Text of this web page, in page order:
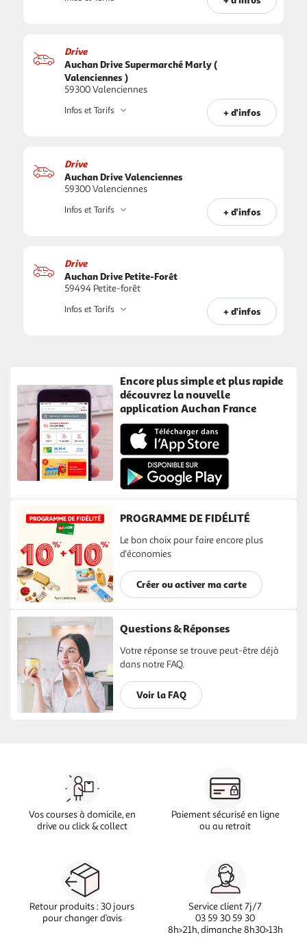
Drive
Auchan Drive Supermarché Marly (
Valenciennes )
59300 Valenciennes
+ d'infos
Infos et Tarifs
Drive
Auchan Drive Valenciennes
59300 Valenciennes
+ d'infos
Infos et Tarifs
Drive
Auchan Drive Petite-Forêt
59494 Petite-forêt
+ d'infos
Infos et Tarifs
Encore plus simple et plus rapide
découvrez la nouvelle
application Auchan France
PROGRAMME DE FIDÉLITÉ
Le bon choix pour faire encore plus
d'économies
Créer ou activer ma carte
Questions & Réponses
Votre réponse se trouve peut-être déjà
dans notre FAQ.
Voir la FAQ
Vos courses à domicile, en
drive ou click & collect
Paiement sécurisé en ligne
ou au retrait
Retour produits : 30 jours
pour changer d’avis
Service client 7j/7
03 59 30 59 30
8h>21h, dimanche 8h30>13h